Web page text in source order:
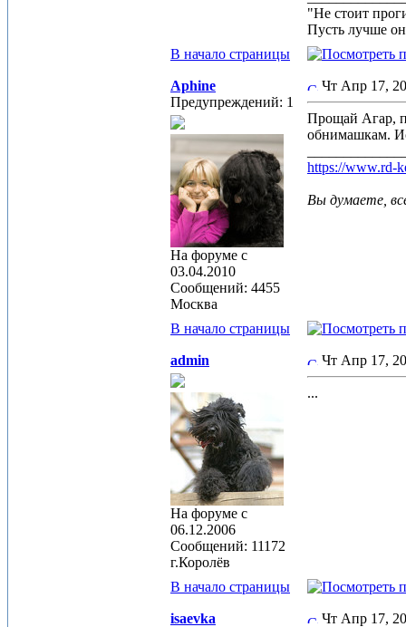
"Не стоит
Пусть лучше
В начало страницы
Aphine
Предупреждений: 1
На форуме с
03.04.2010
Сообщений: 4455
Москва
Чт Апр 17,
Прощай Агар,
обнимашкам.
https://www.rd-
Вы думаете,
В начало страницы
admin
На форуме с
06.12.2006
Сообщений: 11172
г.Королёв
Чт Апр 17,
...
В начало страницы
isaevka Чт Апр 17,